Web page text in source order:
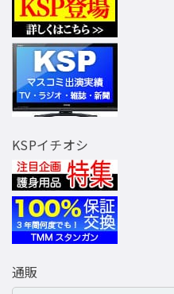
KSPイチオシ
通販